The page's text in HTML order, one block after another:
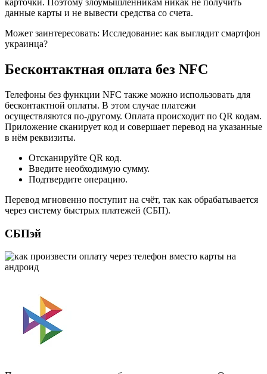
карточки. Поэтому злоумышленникам никак не получить
данные карты и не вывести средства со счета.
Может заинтересовать: Исследование: как выглядит смартфон
украинца?
Бесконтактная оплата без NFC
Телефоны без функции NFC также можно использовать для
бесконтактной оплаты. В этом случае платежи
осуществляются по-другому. Оплата происходит по QR кодам.
Приложение сканирует код и совершает перевод на указанные
в нём реквизиты.
Отсканируйте QR код.
Введите необходимую сумму.
Подтвердите операцию.
Перевод мгновенно поступит на счёт, так как обрабатывается
через систему быстрых платежей (СБП).
СБПэй